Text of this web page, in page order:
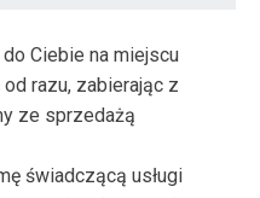
Ciebie na miejscu
razu, zabierając z
ze sprzedażą
świadczącą usługi